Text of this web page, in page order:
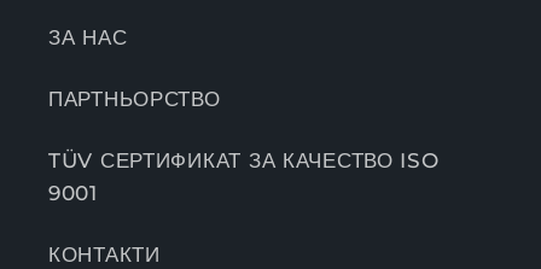
ЗА НАС
ПАРТНЬОРСТВО
TÜV СЕРТИФИКАТ ЗА КАЧЕСТВО ISO
9001
КОНТАКТИ